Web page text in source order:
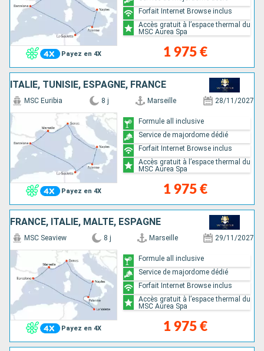
Payez en 4X 1 975 €
Forfait Internet Browse inclus
Accès gratuit à l’espace thermal du
MSC Aurea Spa
ITALIE, TUNISIE, ESPAGNE, FRANCE
Payez en 4X
MSC Euribia 8 j Marseille 28/11/2027
1 975 €
Formule all inclusive
Service de majordome dédié
Forfait Internet Browse inclus
Accès gratuit à l’espace thermal du
MSC Aurea Spa
FRANCE, ITALIE, MALTE, ESPAGNE
Payez en 4X
MSC Seaview 8 j Marseille 29/11/2027
1 975 €
Formule all inclusive
Service de majordome dédié
Forfait Internet Browse inclus
Accès gratuit à l’espace thermal du
MSC Aurea Spa